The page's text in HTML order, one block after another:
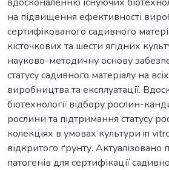
на підвищення ефективності
сертифікованого садивного
кісточкових та шести ягідних
науково-методичну основу
статусу садивного матеріалу на
виробництва та експлуатації.
біотехнології відбору рослин-
рослини та підтримання статусу
колекціях в умовах культури in
відкритого ґрунту. Актуалізовано
патогенів для сертифікації